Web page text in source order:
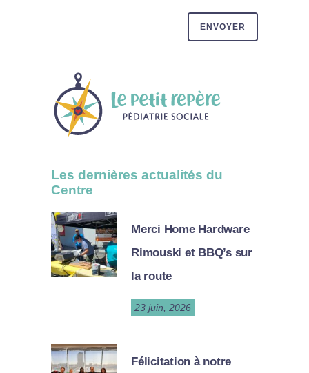
Les dernières actualités du
Centre
Merci Home Hardware
Rimouski et BBQ’s sur
la route
23 juin, 2026
Félicitation à notre